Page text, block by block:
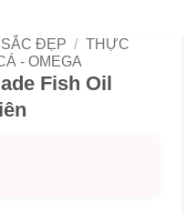
ĐẸP / THỰC
- OMEGA
Fish Oil